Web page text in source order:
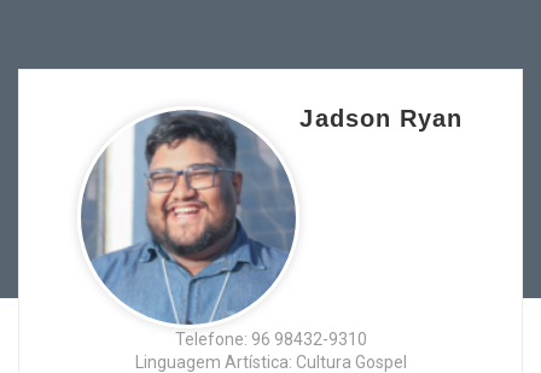
Jadson Ryan
Telefone: 96 98432-9310
Linguagem Artística: Cultura Gospel